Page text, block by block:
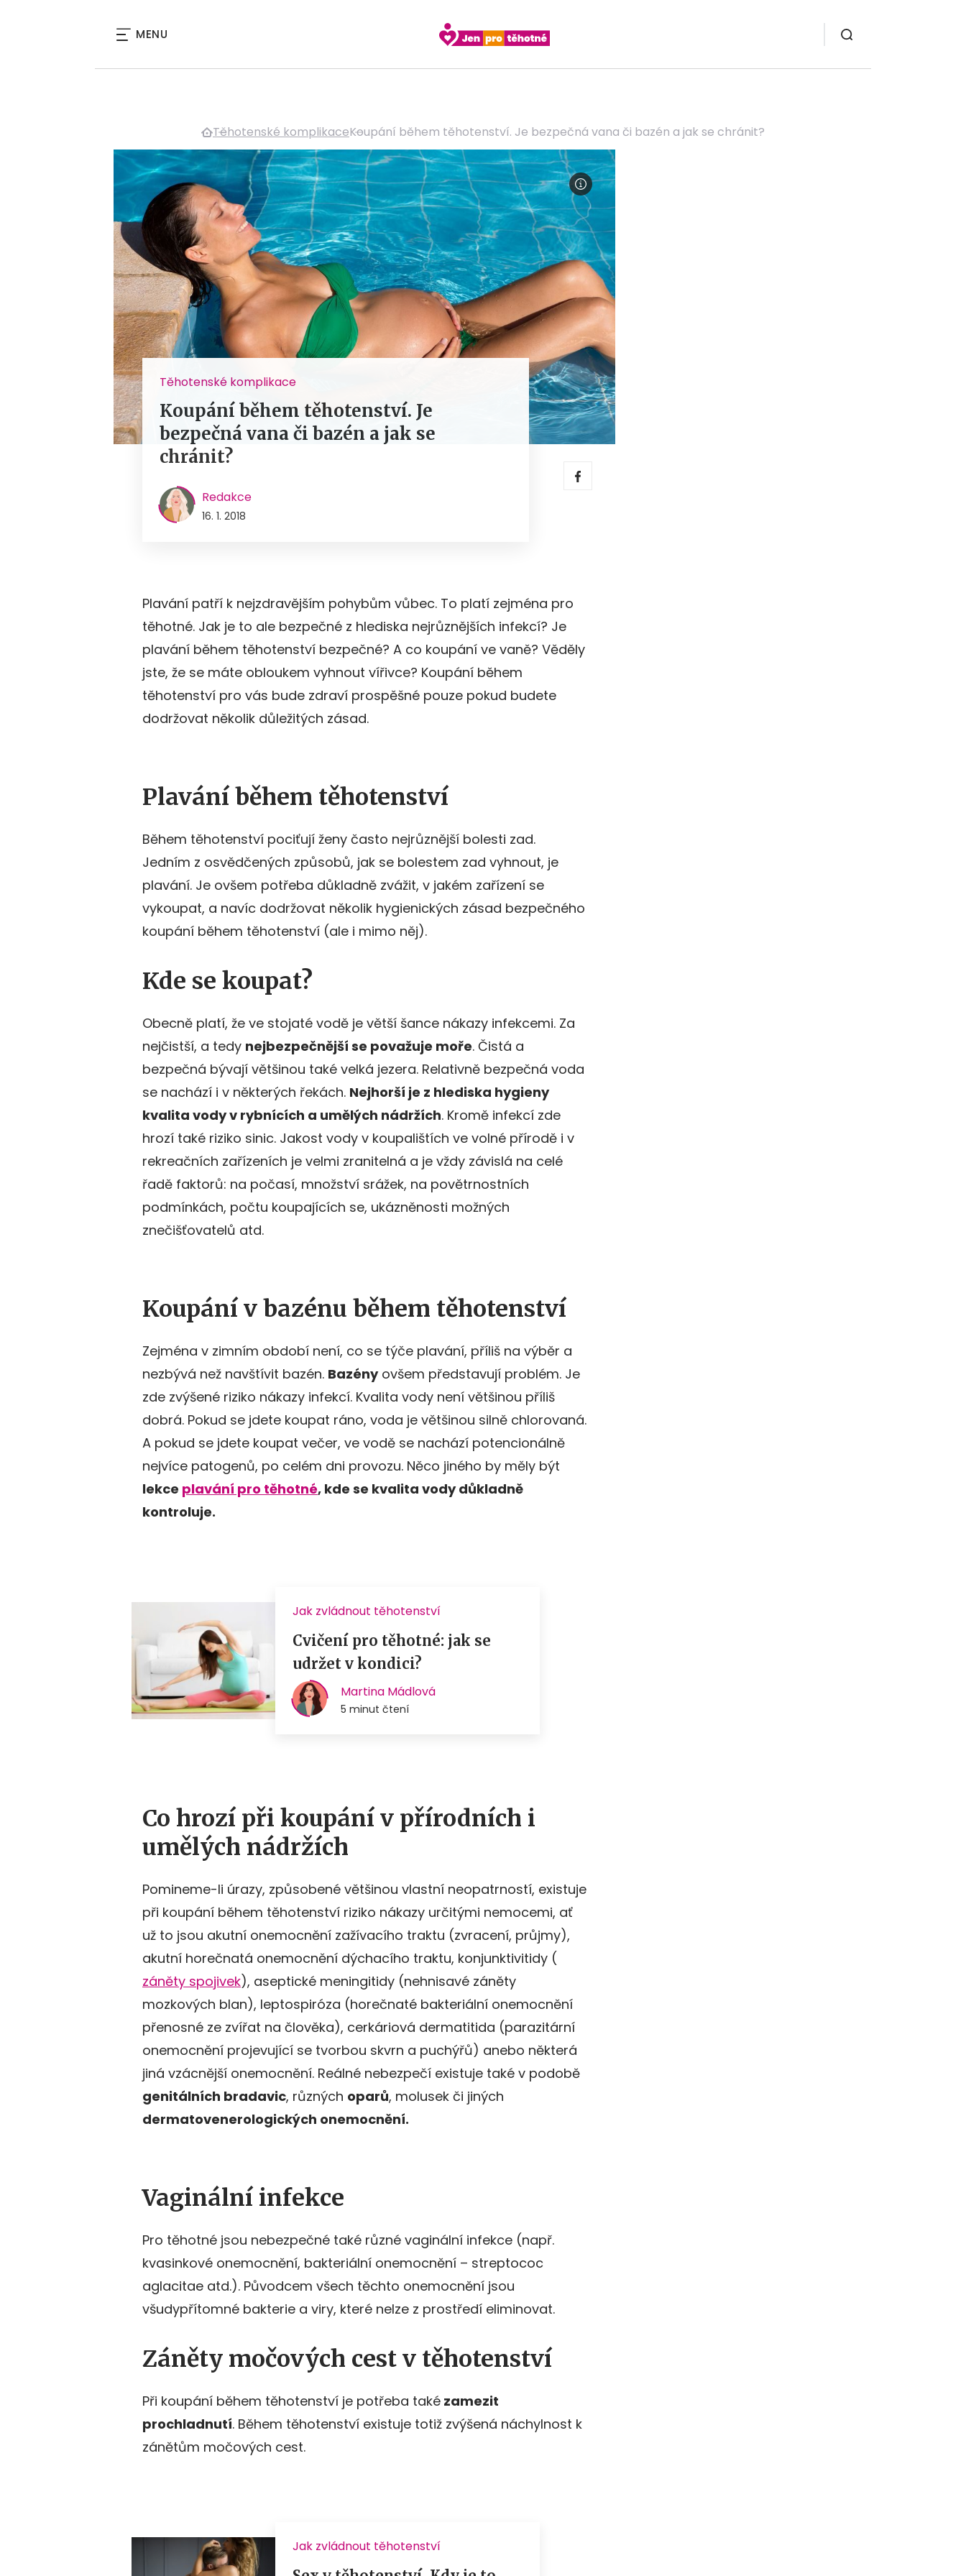
MENU
Těhotenské komplikaceKoupání během těhotenství. Je bezpečná vana či bazén a jak se chránit?
Těhotenské komplikace
Koupání během těhotenství. Je
bezpečná vana či bazén a jak se
chránit?
Redakce
16. 1. 2018
Plavání patří k nejzdravějším pohybům vůbec. To platí zejména pro
těhotné. Jak je to ale bezpečné z hlediska nejrůznějších infekcí? Je
plavání během těhotenství bezpečné? A co koupání ve vaně? Věděly
jste, že se máte obloukem vyhnout vířivce? Koupání během
těhotenství pro vás bude zdraví prospěšné pouze pokud budete
dodržovat několik důležitých zásad.
Plavání během těhotenství
Během těhotenství pociťují ženy často nejrůznější bolesti zad.
Jedním z osvědčených způsobů, jak se bolestem zad vyhnout, je
plavání. Je ovšem potřeba důkladně zvážit, v jakém zařízení se
vykoupat, a navíc dodržovat několik hygienických zásad bezpečného
koupání během těhotenství (ale i mimo něj).
Kde se koupat?
Obecně platí, že ve stojaté vodě je větší šance nákazy infekcemi. Za
nejčistší, a tedy nejbezpečnější se považuje moře. Čistá a
bezpečná bývají většinou také velká jezera. Relativně bezpečná voda
se nachází i v některých řekách. Nejhorší je z hlediska hygieny
kvalita vody v rybnících a umělých nádržích. Kromě infekcí zde
hrozí také riziko sinic. Jakost vody v koupalištích ve volné přírodě i v
rekreačních zařízeních je velmi zranitelná a je vždy závislá na celé
řadě faktorů: na počasí, množství srážek, na povětrnostních
podmínkách, počtu koupajících se, ukázněnosti možných
znečišťovatelů atd.
Koupání v bazénu během těhotenství
Zejména v zimním období není, co se týče plavání, příliš na výběr a
nezbývá než navštívit bazén. Bazényovšem představují problém. Je
zde zvýšené riziko nákazy infekcí. Kvalita vody není většinou příliš
dobrá. Pokud se jdete koupat ráno, voda je většinou silně chlorovaná.
A pokud se jdete koupat večer, ve vodě se nachází potencionálně
nejvíce patogenů, po celém dni provozu. Něco jiného by měly být
lekce plavání pro těhotné, kde se kvalita vody důkladně
kontroluje.
Co hrozí při koupání v přírodních i
umělých nádržích
Pomineme-li úrazy, způsobené většinou vlastní neopatrností, existuje
při koupání během těhotenství riziko nákazy určitými nemocemi, ať
už to jsou akutní onemocnění zažívacího traktu (zvracení, průjmy),
akutní horečnatá onemocnění dýchacího traktu, konjunktivitidy (
záněty spojivek), aseptické meningitidy (nehnisavé záněty
mozkových blan), leptospiróza (horečnaté bakteriální onemocnění
přenosné ze zvířat na člověka), cerkáriová dermatitida (parazitární
onemocnění projevující se tvorbou skvrn a puchýřů) anebo některá
jiná vzácnější onemocnění. Reálné nebezpečí existuje také v podobě
genitálních bradavic, různých oparů, molusek či jiných
dermatovenerologických onemocnění.
Vaginální infekce
Pro těhotné jsou nebezpečné také různé vaginální infekce (např.
kvasinkové onemocnění, bakteriální onemocnění – streptococ
aglacitae atd.). Původcem všech těchto onemocnění jsou
všudypřítomné bakterie a viry, které nelze z prostředí eliminovat.
Záněty močových cest v těhotenství
Při koupání během těhotenství je potřeba také zamezit
prochladnutí. Během těhotenství existuje totiž zvýšená náchylnost k
zánětům močových cest.